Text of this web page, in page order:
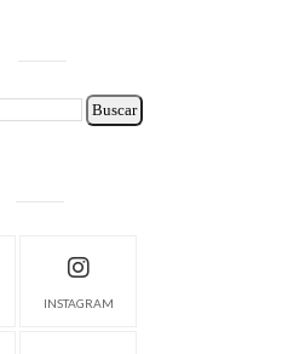
INSTAGRAM